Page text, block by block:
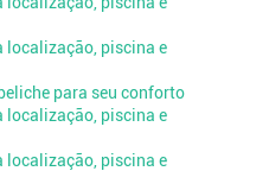
para seu conforto